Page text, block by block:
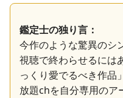
鑑定士の独り言：
今作のような驚異のシ
視聴で終わらせるには
っくり愛でるべき作品
放題chを自分専用のア